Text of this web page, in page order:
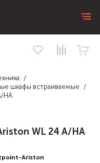
шкафы встраиваемые
HA
WL 24 A/HA
Ariston